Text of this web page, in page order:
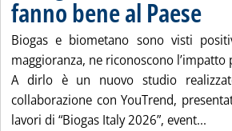
fanno bene al Paese
Biogas e biometano sono visti
maggioranza, ne riconoscono
A dirlo è un nuovo studio
collaborazione con YouTrend,
lavori di “Biogas Italy 2026”, event...